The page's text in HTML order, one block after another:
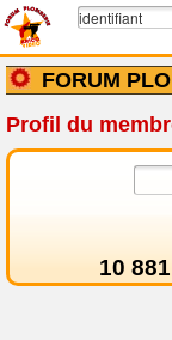
FORUM
Profil du
10 881